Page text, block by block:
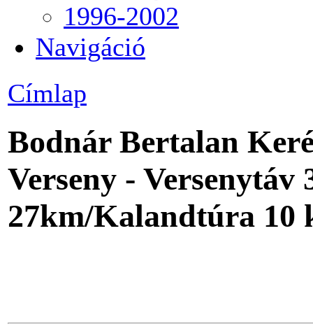
1996-2002
Navigáció
Címlap
Bodnár Bertalan
Verseny -
27km/Kalandtúra 10